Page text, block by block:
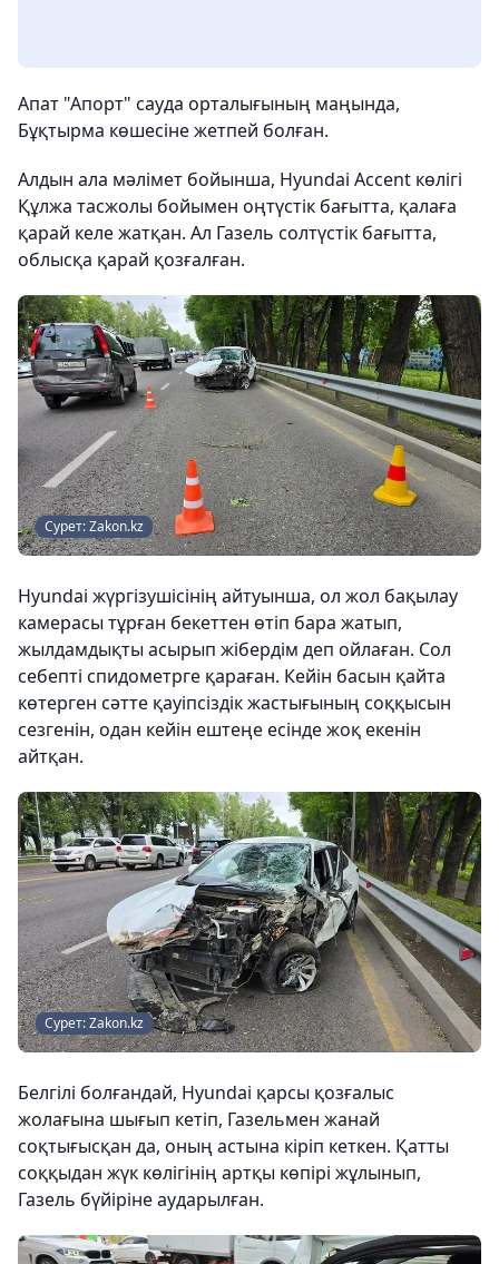
Апат "Апорт" сауда орталығының маңында,
Бұқтырма көшесіне жетпей болған.
Алдын ала мәлімет бойынша, Hyundai Accent көлігі
Құлжа тасжолы бойымен оңтүстік бағытта, қалаға
қарай келе жатқан. Ал Газель солтүстік бағытта,
облысқа қарай қозғалған.
Сурет: Zakon.kz
Hyundai жүргізушісінің айтуынша, ол жол бақылау
камерасы тұрған бекеттен өтіп бара жатып,
жылдамдықты асырып жібердім деп ойлаған. Сол
себепті спидометрге қараған. Кейін басын қайта
көтерген сәтте қауіпсіздік жастығының соққысын
сезгенін, одан кейін ештеңе есінде жоқ екенін
айтқан.
Сурет: Zakon.kz
Белгілі болғандай, Hyundai қарсы қозғалыс
жолағына шығып кетіп, Газельмен жанай
соқтығысқан да, оның астына кіріп кеткен. Қатты
соққыдан жүк көлігінің артқы көпірі жұлынып,
Газель бүйіріне аударылған.